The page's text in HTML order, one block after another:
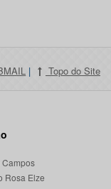
| Topo do Site
Rosa Elze